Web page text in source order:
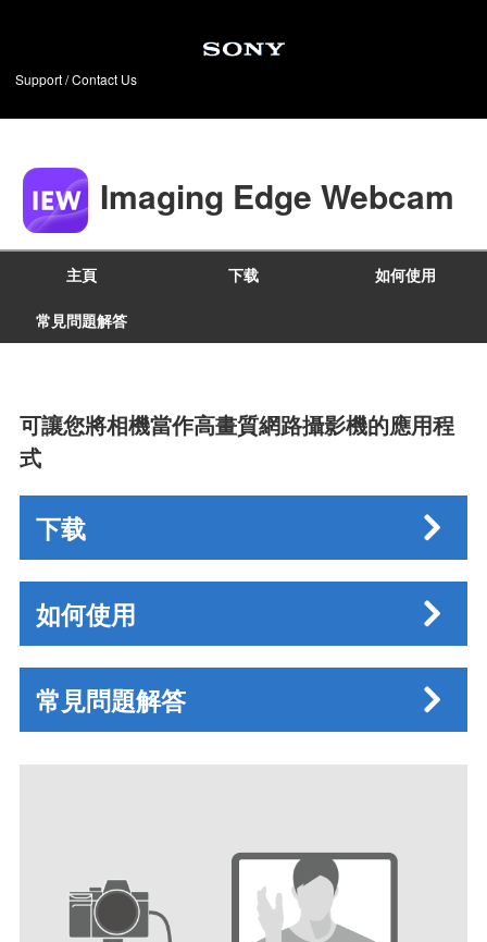
Support / Contact Us
Imaging Edge Webcam
主頁 下载 如何使用
常見問題解答
可讓您將相機當作高畫質網路攝影機的應用程
式
下载
如何使用
常見問題解答